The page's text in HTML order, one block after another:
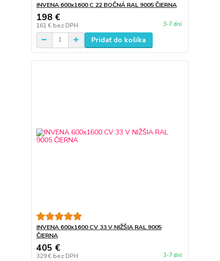
INVENA 600x1600 C 22 BOČNÁ RAL 9005 ČIERNA
198 €
161 € bez DPH 3-7 dní
Pridať do košíka
INVENA 600x1600 CV 33 V NIŽŠIA RAL 9005
ČIERNA
405 €
329 € bez DPH 3-7 dní